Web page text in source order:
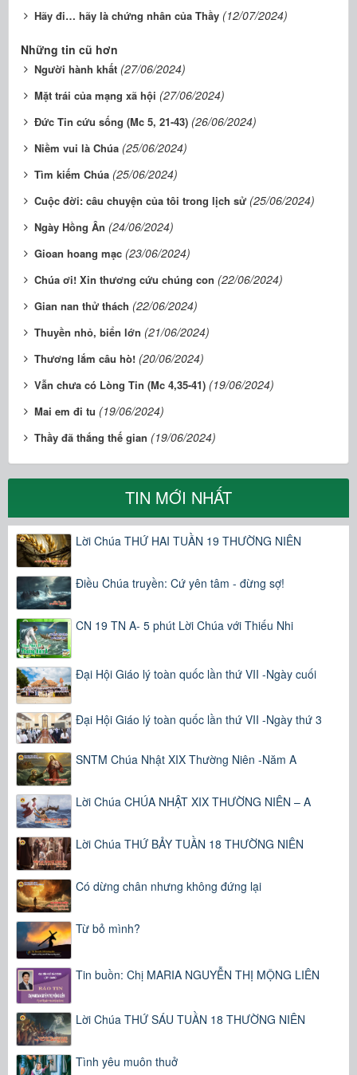
Hãy đi… hãy là chứng nhân của Thầy (12/07/2024)
Những tin cũ hơn
Người hành khất (27/06/2024)
Mặt trái của mạng xã hội (27/06/2024)
Đức Tin cứu sống (Mc 5, 21-43) (26/06/2024)
Niềm vui là Chúa (25/06/2024)
Tìm kiếm Chúa (25/06/2024)
Cuộc đời: câu chuyện của tôi trong lịch sử (25/06/2024)
Ngày Hồng Ân (24/06/2024)
Gioan hoang mạc (23/06/2024)
Chúa ơi! Xin thương cứu chúng con (22/06/2024)
Gian nan thử thách (22/06/2024)
Thuyền nhỏ, biển lớn (21/06/2024)
Thương lắm câu hò! (20/06/2024)
Vẫn chưa có Lòng Tin (Mc 4,35-41) (19/06/2024)
Mai em đi tu (19/06/2024)
Thầy đã thắng thế gian (19/06/2024)
TIN MỚI NHẤT
Lời Chúa THỨ HAI TUẦN 19 THƯỜNG NIÊN
Điều Chúa truyền: Cứ yên tâm - đừng sợ!
CN 19 TN A- 5 phút Lời Chúa với Thiếu Nhi
Đại Hội Giáo lý toàn quốc lần thứ VII -Ngày cuối
Đại Hội Giáo lý toàn quốc lần thứ VII -Ngày thứ 3
SNTM Chúa Nhật XIX Thường Niên -Năm A
Lời Chúa CHÚA NHẬT XIX THƯỜNG NIÊN – A
Lời Chúa THỨ BẢY TUẦN 18 THƯỜNG NIÊN
Có dừng chân nhưng không đứng lại
Từ bỏ mình?
Tin buồn: Chị MARIA NGUYỄN THỊ MỘNG LIÊN
Lời Chúa THỨ SÁU TUẦN 18 THƯỜNG NIÊN
Tình yêu muôn thuở